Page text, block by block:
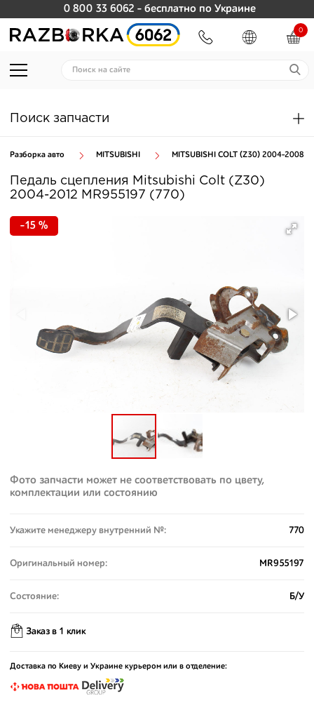
0 800 33 6062 - бесплатно по Украине
0
Поиск запчасти
Разборка авто MITSUBISHI MITSUBISHI COLT (Z30) 2004-2008
Педаль сцепления Mitsubishi Colt (Z30)
2004-2012 MR955197 (770)
-15 %
Фото запчасти может не соответствовать по цвету,
комплектации или состоянию
Укажите менеджеру внутренний №: 770
Оригинальный номер: MR955197
Состояние: Б/У
Заказ в 1 клик
Доставка по Киеву и Украине курьером или в отделение: